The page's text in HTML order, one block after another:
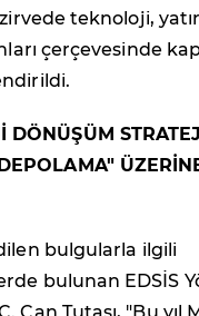
teknoloji,
çerçevesinde
DÖNÜŞÜM
bulgularla ilgili
bulunan EDSİS
Can Tutaşı, "Bu yıl